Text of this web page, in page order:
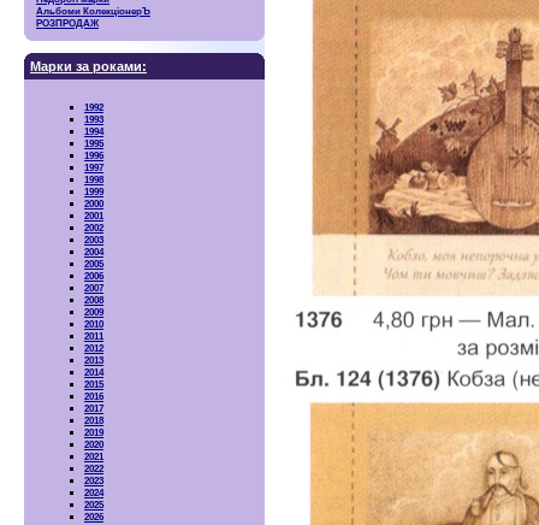
Альбоми КолекціонерЪ
РОЗПРОДАЖ
Марки за роками:
1992
1993
1994
1995
1996
1997
1998
1999
2000
2001
2002
2003
2004
2005
2006
2007
2008
2009
2010
2011
2012
2013
2014
2015
2016
2017
2018
2019
2020
2021
2022
2023
2024
2025
2026